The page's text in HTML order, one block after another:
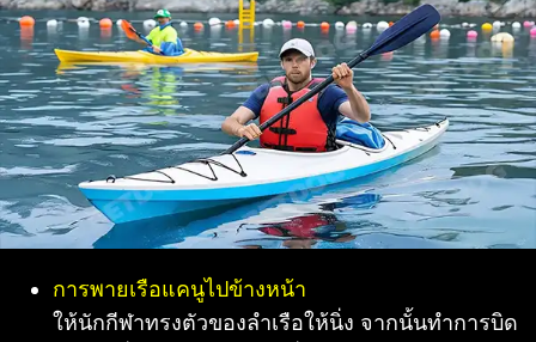
การพายเรือแคนูไปข้างหน้า
ให้นักกีฬาทรงตัวของลำเรือให้นิ่ง จากนั้นทำการบิด